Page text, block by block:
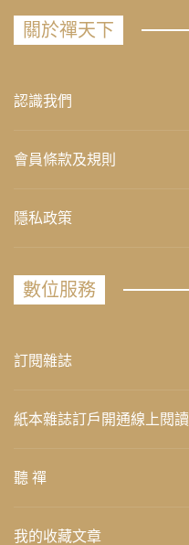
關於禪天下
認識我們
會員條款及規則
隱私政策
數位服務
訂閱雜誌
紙本雜誌訂戶開通線上閱讀
聽 禪
我的收藏文章